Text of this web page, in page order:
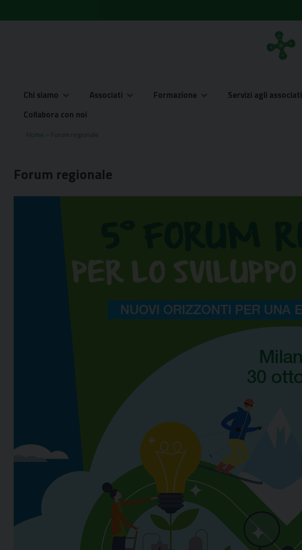
to
Chi siamo Associati Formazione Servizi agli associati
Collabora con noi
Home Forum regionale
Forum regionale